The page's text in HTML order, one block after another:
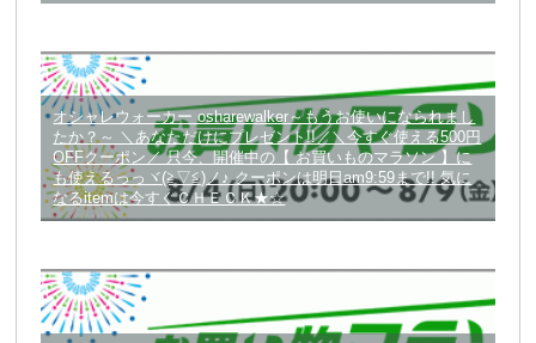
オシャレウォーカー osharewalker～もうお使いになられまし
たか？～ ＼あなただけにプレゼント!!／＼今すぐ使える500円
OFFクーポン／ 只今、開催中の【 お買いものマラソン 】に
も使えるっっヾ(≧▽≦)ノ♪ クーポンは明日am9:59まで!! 気に
なるitemは今すぐＣＨＥＣＫ★☆